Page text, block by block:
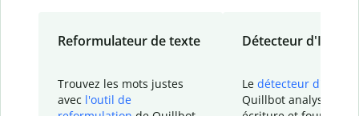
Reformulateur de texte
Trouvez les mots justes
avec l'outil de
Détecteur d'IA
Le détecteur d'IA
Quillbot analyse votre